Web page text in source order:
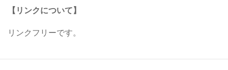
【リンクについて】
リンクフリーです。